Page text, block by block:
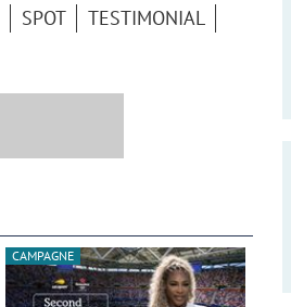
SPOT
TESTIMONIAL
CAMPAGNE